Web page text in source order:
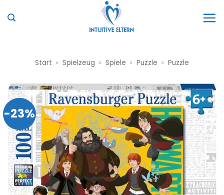
Inhalt
Start » Spielzeug » Spiele » Puzzle » Puzzle
-23%